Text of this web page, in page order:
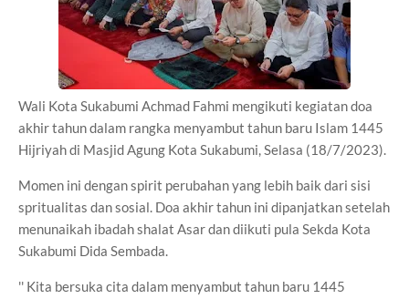
Wali Kota Sukabumi Achmad Fahmi mengikuti kegiatan doa
akhir tahun dalam rangka menyambut tahun baru Islam 1445
Hijriyah di Masjid Agung Kota Sukabumi, Selasa (18/7/2023).
Momen ini dengan spirit perubahan yang lebih baik dari sisi
spritualitas dan sosial. Doa akhir tahun ini dipanjatkan setelah
menunaikah ibadah shalat Asar dan diikuti pula Sekda Kota
Sukabumi Dida Sembada.
'' Kita bersuka cita dalam menyambut tahun baru 1445